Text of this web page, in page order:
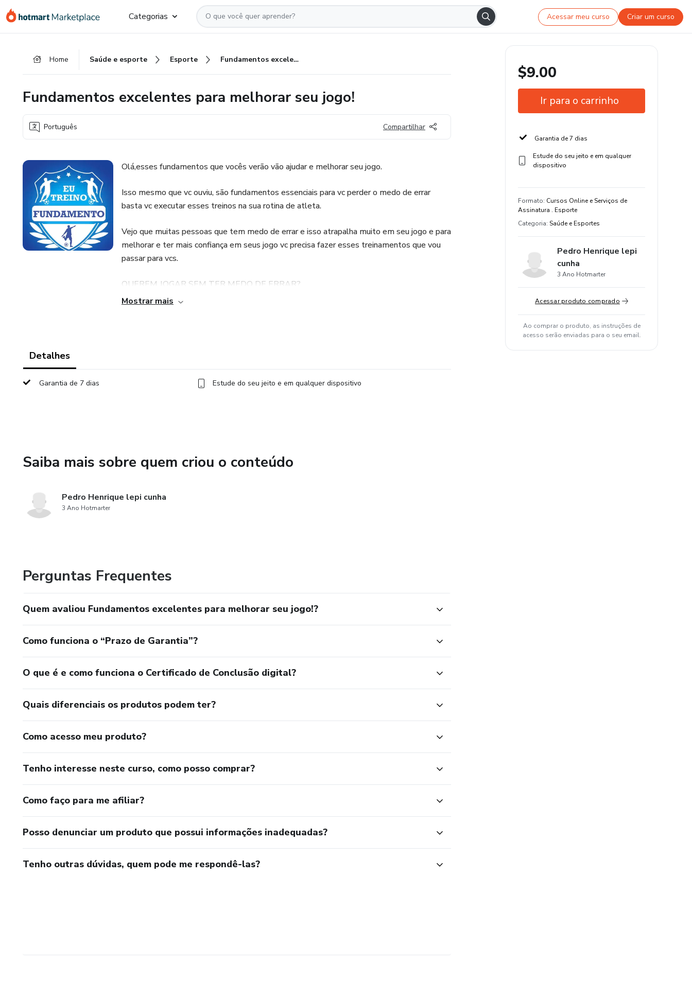
para
para
para
Categorias Acessar meu curso Criar um curso
Home Saúde e esporte Esporte Fundamentos excelentes para melhorar seu jogo!
Fundamentos excelentes para melhorar seu jogo!
Português Compartilhar
Olá,esses fundamentos que vocês verão vão ajudar e melhorar seu jogo.
Isso mesmo que vc ouviu, são fundamentos essenciais para vc perder o medo de errar
basta vc executar esses treinos na sua rotina de atleta.
Vejo que muitas pessoas que tem medo de errar e isso atrapalha muito em seu jogo e para
melhorar e ter mais confiança em seus jogo vc precisa fazer esses treinamentos que vou
passar para vcs.
QUEREM JOGAR SEM TER MEDO DE ERRAR?
Mostrar mais
Detalhes
Garantia de 7 dias Estude do seu jeito e em qualquer dispositivo
Saiba mais sobre quem criou o conteúdo
Pedro Henrique lepi cunha
3 Ano Hotmarter
Perguntas Frequentes
Quem avaliou Fundamentos excelentes para melhorar seu jogo!?
Como funciona o “Prazo de Garantia”?
O que é e como funciona o Certificado de Conclusão digital?
Quais diferenciais os produtos podem ter?
Como acesso meu produto?
Tenho interesse neste curso, como posso comprar?
Como faço para me afiliar?
Posso denunciar um produto que possui informações inadequadas?
Tenho outras dúvidas, quem pode me respondê-las?
$9.00
Ir para o carrinho
Garantia de 7 dias
Estude do seu jeito e em qualquer
dispositivo
Formato: Cursos Online e Serviços de
Assinatura . Esporte
Categoria: Saúde e Esportes
Pedro Henrique lepi
cunha
3 Ano Hotmarter
Acessar produto comprado
Ao comprar o produto, as instruções de
acesso serão enviadas para o seu email.